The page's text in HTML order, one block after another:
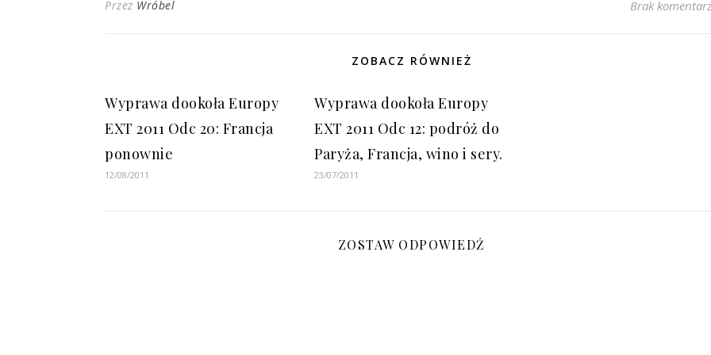
Przez Wróbel Brak
ZOBACZ RÓWNIEŻ
Wyprawa dookoła Europy
EXT 2011 Odc 20: Francja
ponownie
12/08/2011
Wyprawa dookoła Europy
EXT 2011 Odc 12: podróż do
Paryża, Francja, wino i sery.
23/07/2011
ZOSTAW ODPOWIEDŹ